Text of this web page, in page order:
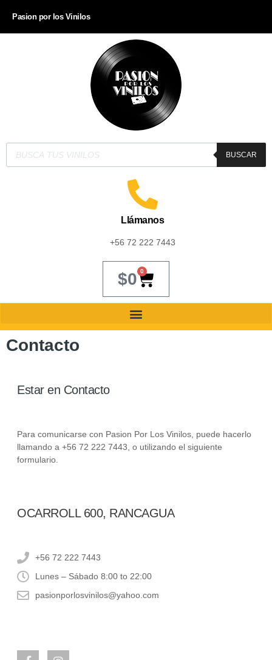
Pasion por los Vinilos
BUSCAR
Llámanos
+56 72 222 7443
$0 0
Contacto
Estar en Contacto
Para comunicarse con Pasion Por Los Vinilos, puede hacerlo
llamando a +56 72 222 7443, o utilizando el siguiente
formulario.
OCARROLL 600, RANCAGUA
+56 72 222 7443
Lunes – Sábado 8:00 to 22:00
pasionporlosvinilos@yahoo.com